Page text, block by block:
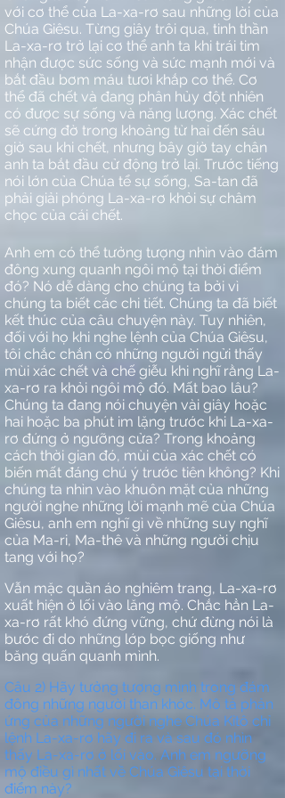
với cơ thể của La-xa-rơ sau những lời của
Chúa Giêsu. Từng giây trôi qua, tinh thần
La-xa-rơ trở lại cơ thể anh ta khi trái tim
nhận được sức sống và sức mạnh mới và
bắt đầu bơm máu tươi khắp cơ thể. Cơ
thể đã chết và đang phân hủy đột nhiên
có được sự sống và năng lượng. Xác chết
sẽ cứng đờ trong khoảng từ hai đến sáu
giờ sau khi chết, nhưng bây giờ tay chân
anh ta bắt đầu cử động trở lại. Trước tiếng
nói lớn của Chúa tể sự sống, Sa-tan đã
phải giải phóng La-xa-rơ khỏi sự châm
chọc của cái chết.
Anh em có thể tưởng tượng nhìn vào đám
đông xung quanh ngôi mộ tại thời điểm
đó? Nó dễ dàng cho chúng ta bởi vì
chúng ta biết các chi tiết. Chúng ta đã biết
kết thúc của câu chuyện này. Tuy nhiên,
đối với họ khi nghe lệnh của Chúa Giêsu,
tôi chắc chắn có những người ngửi thấy
mùi xác chết và chế giễu khi nghĩ rằng La-
xa-rơ ra khỏi ngôi mộ đó. Mất bao lâu?
Chúng ta đang nói chuyện vài giây hoặc
hai hoặc ba phút im lặng trước khi La-xa-
rơ đứng ở ngưỡng cửa? Trong khoảng
cách thời gian đó, mùi của xác chết có
biến mất đáng chú ý trước tiên không? Khi
chúng ta nhìn vào khuôn mặt của những
người nghe những lời mạnh mẽ của Chúa
Giêsu, anh em nghĩ gì về những suy nghĩ
của Ma-ri, Ma-thê và những người chịu
tang với họ?
Vẫn mặc quần áo nghiêm trang, La-xa-rơ
xuất hiện ở lối vào lăng mộ. Chắc hẳn La-
xa-rơ rất khó đứng vững, chứ đừng nói là
bước đi do những lớp bọc giống như
băng quấn quanh mình.
Câu 2) Hãy tưởng tượng mình trong đám
đông những người than khóc. Mô tả phản
ứng của những người nghe Chúa Kitô chỉ
lệnh La-xa-rơ hãy đi ra và sau đó nhìn
thấy La-xa-rơ ở lối vào. Anh em ngưỡng
mộ điều gì nhất về Chúa Giêsu tại thời
điểm này?